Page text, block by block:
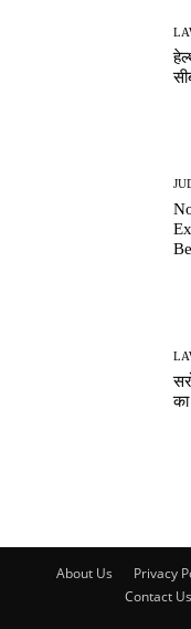
About Us Privacy
Contact Us